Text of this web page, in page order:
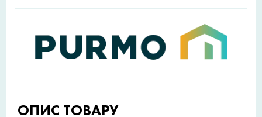
ОПИС ТОВАРУ